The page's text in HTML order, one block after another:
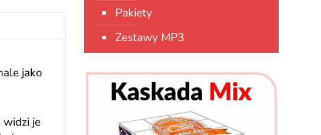
jako
widzi je
Pakiety
Zestawy MP3